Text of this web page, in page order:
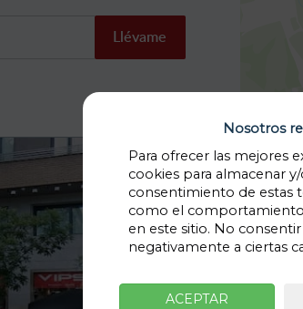
Llévame
Nosotros
Para ofrecer las mejores
cookies para almacenar
consentimiento de estas
como el comportamiento
en este sitio. No
negativamente a ciertas
ACEPTAR